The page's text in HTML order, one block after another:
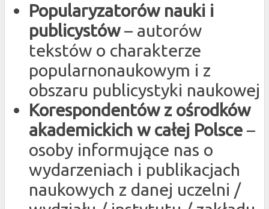
Popularyzatorów nauki i
publicystów– autorów
tekstów o charakterze
popularnonaukowym i z
obszaru publicystyki naukowej
Korespondentów z ośrodków
akademickich w całej Polsce –
osoby informujące nas o
wydarzeniach i publikacjach
naukowych z danej uczelni /